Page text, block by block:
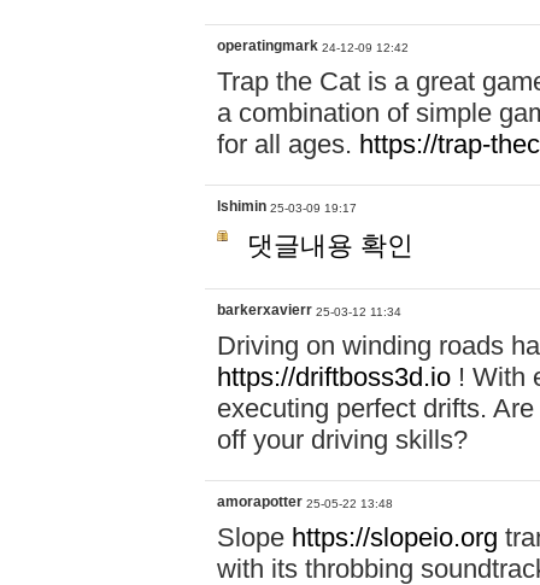
operatingmark 24-12-09 12:42
Trap the Cat is a great
a combination of simple
for all ages. https://trap-
lshimin 25-03-09 19:17
댓글내용 확인
barkerxavierr 25-03-12 11:34
Driving on winding roads
https://driftboss3d.io ! With
executing perfect drifts.
off your driving skills?
amorapotter 25-05-22 13:48
Slope https://slopeio.org
with its throbbing